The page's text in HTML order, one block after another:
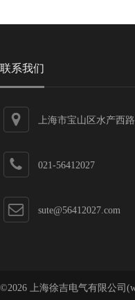
联系我们
上海市宝山区水产西
021-56412027
sute@56412027.com
©2026 上海徐吉电气有限公司